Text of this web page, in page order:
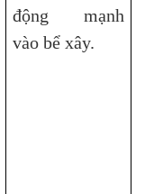
động mạnh
vào bể xây.